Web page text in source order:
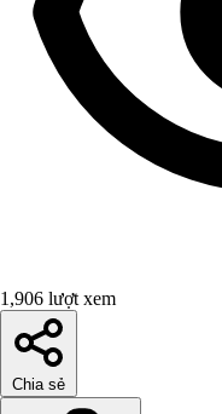
1,906 lượt xem
Chia sẻ